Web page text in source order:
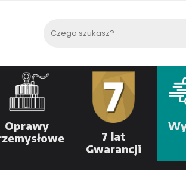
Oprawy
7 lat
Gwarancji